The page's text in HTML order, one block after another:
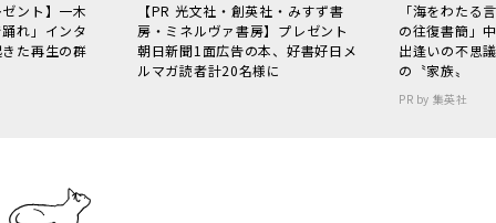
ント】一木
れ」インタ
た再生の群
【PR 光文社・創英社・みすず書
房・ミネルヴァ書房】プレゼント
朝日新聞1面広告の本、好書好日メ
ルマガ読者計20名様に
「海をわた
の往復書簡」
出逢いの不思
の〝家族〟
PR by 集英社